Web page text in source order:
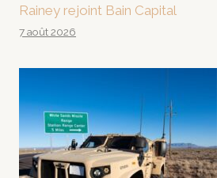
Rainey rejoint Bain Capital
7 août 2026